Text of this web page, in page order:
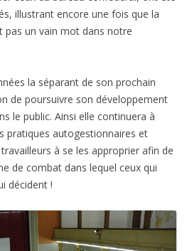
illustrant encore une fois que la
pas un vain mot dans notre
la séparant de son prochain
de poursuivre son développement
le public. Ainsi elle continuera à
pratiques autogestionnaires et
travailleurs à se les approprier afin de
de combat dans lequel ceux qui
décident !